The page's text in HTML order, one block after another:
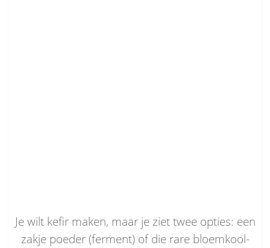
Je wilt kefir maken, maar je ziet twee opties: een
zakje poeder (ferment) of die rare bloemkool-